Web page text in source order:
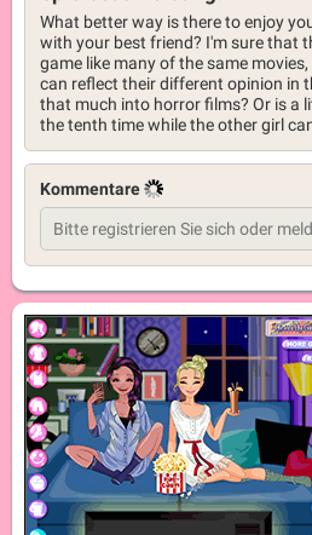
What better way is there to enjoy
with your best friend? I'm sure that
game like many of the same
can reflect their different opinion in
that much into horror films? Or is a
the tenth time while the other girl
Kommentare